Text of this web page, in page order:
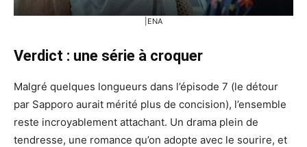
|ENA
Verdict : une série à croquer
Malgré quelques longueurs dans l’épisode 7 (le détour
par Sapporo aurait mérité plus de concision), l’ensemble
reste incroyablement attachant. Un drama plein de
tendresse, une romance qu’on adopte avec le sourire, et